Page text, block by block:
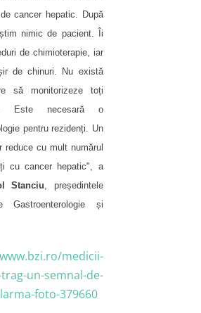
cancer hepatic. După
nimic de pacient. Îi
de chimioterapie, iar
de chinuri. Nu există
să monitorizeze toți
Este necesară o
pentru rezidenți. Un
reduce cu mult numărul
cu cancer hepatic", a
Stanciu, președintele
Gastroenterologie și
medicii-
un-semnal-de-
foto-379660